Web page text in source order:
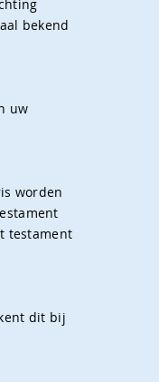
bekend
uw
worden
testament
dit bij